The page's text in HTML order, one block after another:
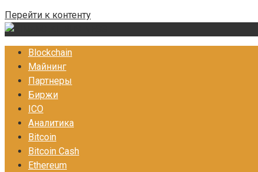
Перейти к контенту
Blockchain
Майнинг
Партнеры
Биржи
ICO
Аналитика
Bitcoin
Bitcoin Cash
Ethereum